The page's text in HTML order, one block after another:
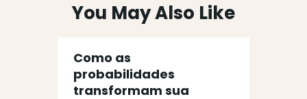
You May Also Like
Como as
probabilidades
transformam sua